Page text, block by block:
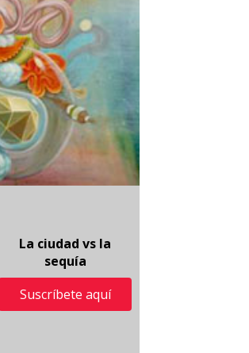
La ciudad vs la
sequía
Suscríbete aquí